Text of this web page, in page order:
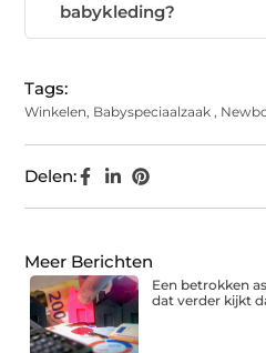
babykleding?
Tags:
Winkelen, Babyspeciaalzaak ,
Delen:
Meer Berichten
Een betrokken
dat verder kijkt